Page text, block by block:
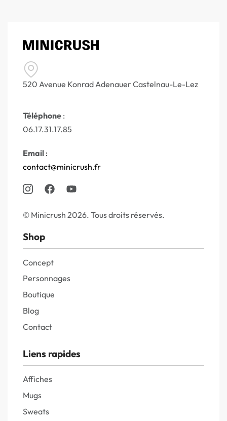
520 Avenue Konrad Adenauer Castelnau-Le-Lez
Téléphone :
06.17.31.17.85
Email :
contact@minicrush.fr
© Minicrush 2026. Tous droits réservés.
Shop
Concept
Personnages
Boutique
Blog
Contact
Liens rapides
Affiches
Mugs
Sweats